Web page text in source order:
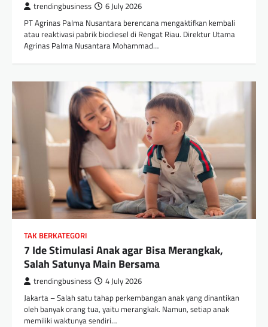
trendingbusiness 6 July 2026
PT Agrinas Palma Nusantara berencana mengaktifkan kembali
atau reaktivasi pabrik biodiesel di Rengat Riau. Direktur Utama
Agrinas Palma Nusantara Mohammad…
TAK BERKATEGORI
7 Ide Stimulasi Anak agar Bisa Merangkak,
Salah Satunya Main Bersama
trendingbusiness 4 July 2026
Jakarta – Salah satu tahap perkembangan anak yang dinantikan
oleh banyak orang tua, yaitu merangkak. Namun, setiap anak
memiliki waktunya sendiri…